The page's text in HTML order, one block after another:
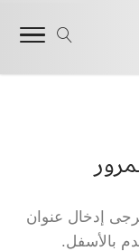
إدخال عنوان
بالأسفل.